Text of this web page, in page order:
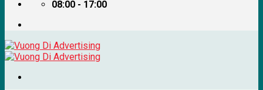
08:00 - 17:00